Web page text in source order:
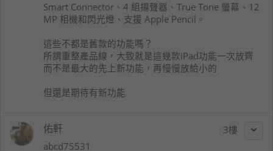
Smart Connector、4 組揚聲器、True Tone 螢幕、12
MP 相機和閃光燈、支援 Apple Pencil。
這些不都是舊款的功能嗎？
所謂重整產品線，大致就是這幾款iPad功能一次放齊
而不是最大的先上新功能，再慢慢放給小的
但還是期待有新功能
3
佑軒
abcd75531